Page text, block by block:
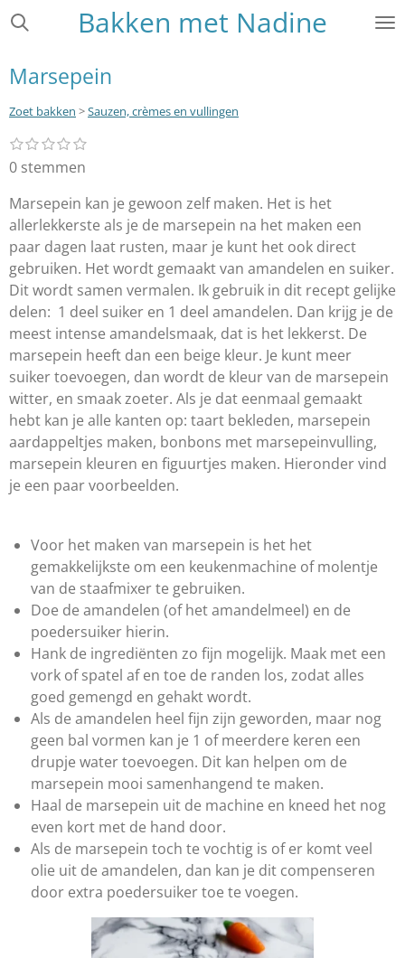
Ga
de
hoofdinhoud
Bakken met Nadine
Marsepein
Zoet bakken >Sauzen, crèmes en vullingen
R
a
i
n
g
:
0
s
t
e
r
r
e
n
1
s
t
r
2
t
r
r
e
n
3
t
r
r
e
n
4
t
r
r
e
n
5
t
r
r
e
n
S
m
m
e
n
0 stemmen
Marsepein kan je gewoon zelf maken. Het is het
allerlekkerste als je de marsepein na het maken een
paar dagen laat rusten, maar je kunt het ook direct
gebruiken. Het wordt gemaakt van amandelen en suiker.
Dit wordt samen vermalen. Ik gebruik in dit recept gelijke
delen: 1 deel suiker en 1 deel amandelen. Dan krijg je de
meest intense amandelsmaak, dat is het lekkerst. De
marsepein heeft dan een beige kleur. Je kunt meer
suiker toevoegen, dan wordt de kleur van de marsepein
witter, en smaak zoeter. Als je dat eenmaal gemaakt
hebt kan je alle kanten op: taart bekleden, marsepein
aardappeltjes maken, bonbons met marsepeinvulling,
marsepein kleuren en figuurtjes maken. Hieronder vind
je een paar voorbeelden.
Voor het maken van marsepein is het het
gemakkelijkste om een keukenmachine of molentje
van de staafmixer te gebruiken.
Doe de amandelen (of het amandelmeel) en de
poedersuiker hierin.
Hank de ingrediënten zo fijn mogelijk. Maak met een
vork of spatel af en toe de randen los, zodat alles
goed gemengd en gehakt wordt.
Als de amandelen heel fijn zijn geworden, maar nog
geen bal vormen kan je 1 of meerdere keren een
drupje water toevoegen. Dit kan helpen om de
marsepein mooi samenhangend te maken.
Haal de marsepein uit de machine en kneed het nog
even kort met de hand door.
Als de marsepein toch te vochtig is of er komt veel
olie uit de amandelen, dan kan je dit compenseren
door extra poedersuiker toe te voegen.